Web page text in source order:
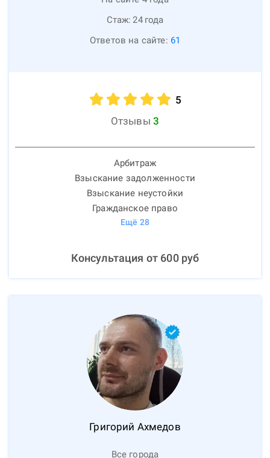
Стаж: 24 года
Ответов на сайте: 61
5
Отзывы 3
Арбитраж
Взыскание задолженности
Взыскание неустойки
Гражданское право
Ещё 28
Консультация от 600руб
Григорий Ахмедов
Все города